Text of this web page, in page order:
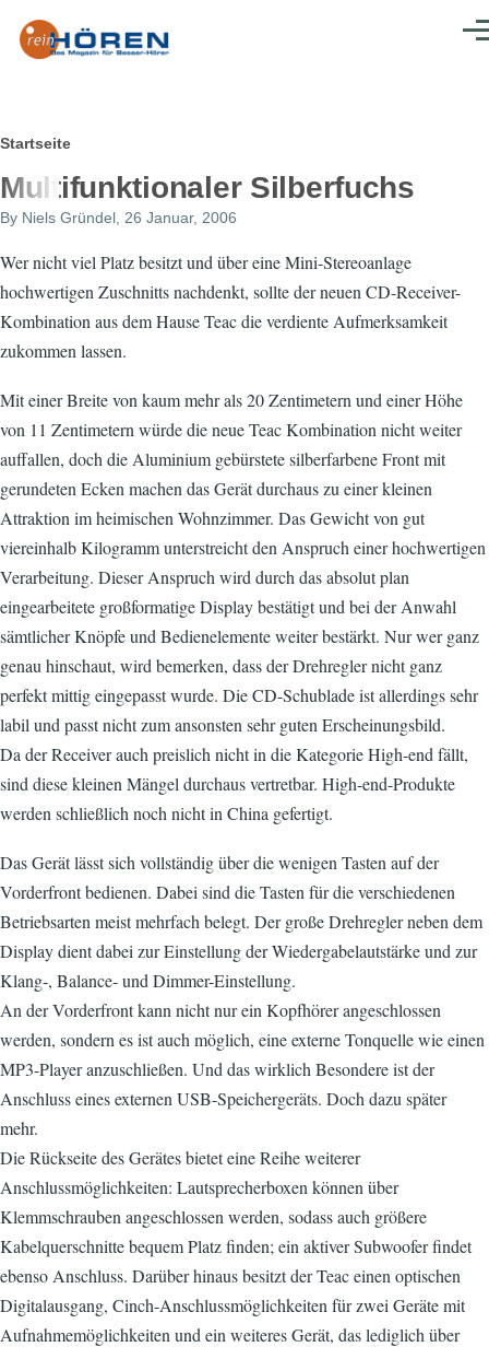
Pfadnavigation
Startseite
Multifunktionaler Silberfuchs
By Niels Gründel , 26 Januar, 2006
Wer nicht viel Platz besitzt und über eine Mini-Stereoanlage
hochwertigen Zuschnitts nachdenkt, sollte der neuen CD-Receiver-
Kombination aus dem Hause Teac die verdiente Aufmerksamkeit
zukommen lassen.
Mit einer Breite von kaum mehr als 20 Zentimetern und einer Höhe
von 11 Zentimetern würde die neue Teac Kombination nicht weiter
auffallen, doch die Aluminium gebürstete silberfarbene Front mit
gerundeten Ecken machen das Gerät durchaus zu einer kleinen
Attraktion im heimischen Wohnzimmer. Das Gewicht von gut
viereinhalb Kilogramm unterstreicht den Anspruch einer hochwertigen
Verarbeitung. Dieser Anspruch wird durch das absolut plan
eingearbeitete großformatige Display bestätigt und bei der Anwahl
sämtlicher Knöpfe und Bedienelemente weiter bestärkt. Nur wer ganz
genau hinschaut, wird bemerken, dass der Drehregler nicht ganz
perfekt mittig eingepasst wurde. Die CD-Schublade ist allerdings sehr
labil und passt nicht zum ansonsten sehr guten Erscheinungsbild.
Da der Receiver auch preislich nicht in die Kategorie High-end fällt,
sind diese kleinen Mängel durchaus vertretbar. High-end-Produkte
werden schließlich noch nicht in China gefertigt.
Das Gerät lässt sich vollständig über die wenigen Tasten auf der
Vorderfront bedienen. Dabei sind die Tasten für die verschiedenen
Betriebsarten meist mehrfach belegt. Der große Drehregler neben dem
Display dient dabei zur Einstellung der Wiedergabelautstärke und zur
Klang-, Balance- und Dimmer-Einstellung.
An der Vorderfront kann nicht nur ein Kopfhörer angeschlossen
werden, sondern es ist auch möglich, eine externe Tonquelle wie einen
MP3-Player anzuschließen. Und das wirklich Besondere ist der
Anschluss eines externen USB-Speichergeräts. Doch dazu später
mehr.
Die Rückseite des Gerätes bietet eine Reihe weiterer
Anschlussmöglichkeiten: Lautsprecherboxen können über
Klemmschrauben angeschlossen werden, sodass auch größere
Kabelquerschnitte bequem Platz finden; ein aktiver Subwoofer findet
ebenso Anschluss. Darüber hinaus besitzt der Teac einen optischen
Digitalausgang, Cinch-Anschlussmöglichkeiten für zwei Geräte mit
Aufnahmemöglichkeiten und ein weiteres Gerät, das lediglich über